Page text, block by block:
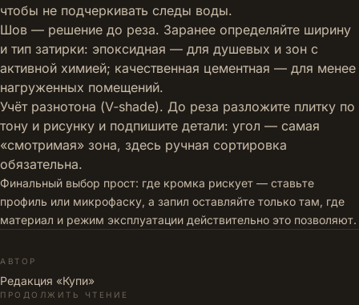
чтобы не подчеркивать следы воды.
Шов — решение до реза. Заранее определяйте ширину
и тип затирки: эпоксидная — для душевых и зон с
активной химией; качественная цементная — для менее
нагруженных помещений.
Учёт разнотона (V‑shade). До реза разложите плитку по
тону и рисунку и подпишите детали: угол — самая
«смотримая» зона, здесь ручная сортировка
обязательна.
Финальный выбор прост: где кромка рискует — ставьте
профиль или микрофаску, а запил оставляйте только там, где
материал и режим эксплуатации действительно это позволяют.
АВТОР
Редакция «Купи»
ПРОДОЛЖИТЬ ЧТЕНИЕ